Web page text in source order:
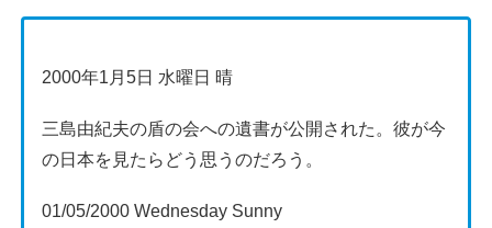
2000年1月5日 水曜日 晴
三島由紀夫の盾の会への遺書が公開された。彼が今
の日本を見たらどう思うのだろう。
01/05/2000 Wednesday Sunny